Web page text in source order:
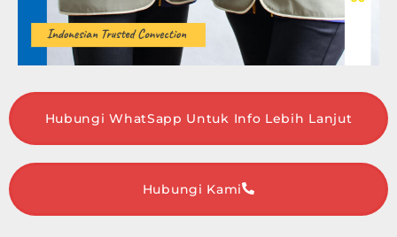
Hubungi WhatSapp Untuk Info Lebih Lanjut
Hubungi Kami